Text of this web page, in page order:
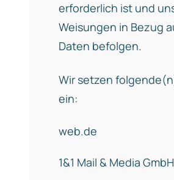
erforderlich ist und
Weisungen in Bezug
Daten befolgen.
Wir setzen
ein:
web.de
1&1 Mail & Media GmbH